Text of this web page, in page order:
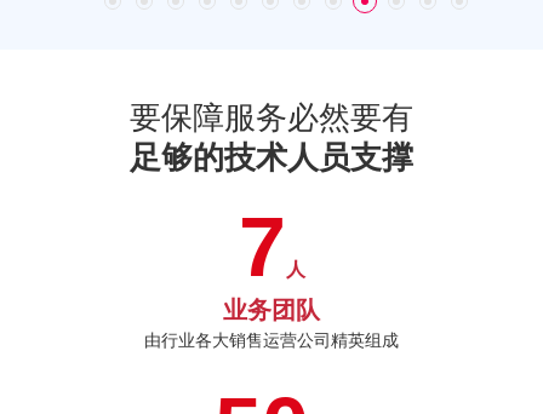
要保障服务必然要有
足够的技术人员支撑
7 人
业务团队
由行业各大销售运营公司精英组成